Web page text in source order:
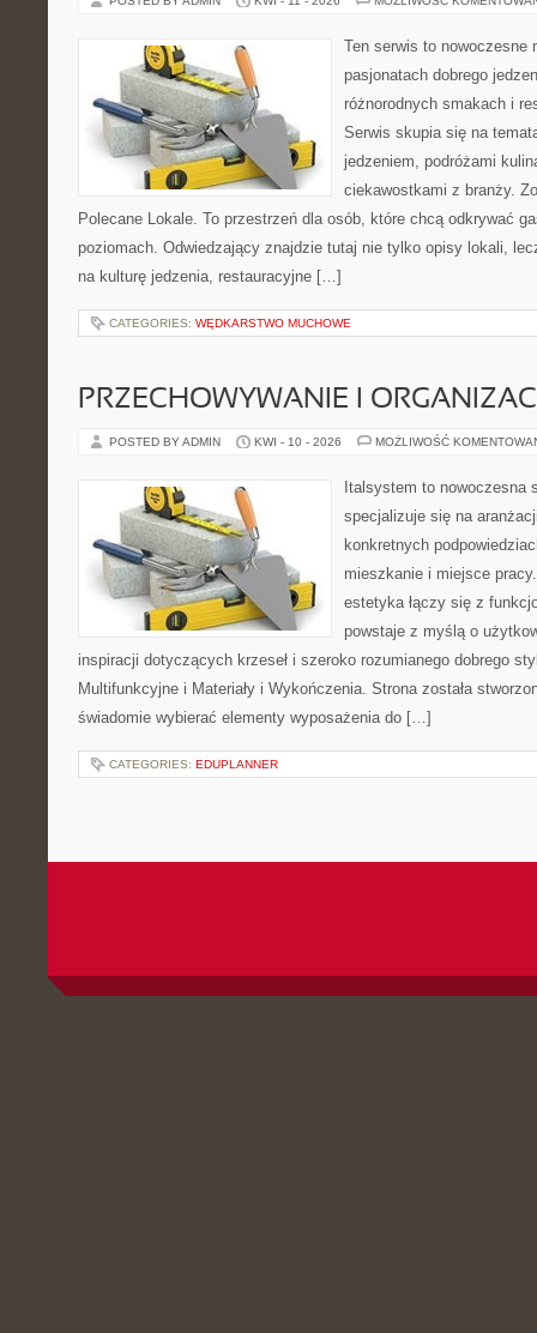
Ten serwis to nowoczesne
pasjonatach dobrego
różnorodnych smakach i
Serwis skupia się na
jedzeniem, podróżami
ciekawostkami z branży.
Polecane Lokale. To przestrzeń dla osób, które chcą odkrywać
poziomach. Odwiedzający znajdzie tutaj nie tylko opisy lokali,
na kulturę jedzenia, restauracyjne […]
CATEGORIES: WĘDKARSTWO MUCHOWE
PRZECHOWYWANIE I
POSTED BY ADMIN KWI - 10 - 2026 MOŻLIWOŚĆ
Italsystem to nowoczesna
specjalizuje się na
konkretnych
mieszkanie i miejsce
estetyka łączy się z
powstaje z myślą o
inspiracji dotyczących krzeseł i szeroko rozumianego dobrego
Multifunkcyjne i Materiały i Wykończenia. Strona została
świadomie wybierać elementy wyposażenia do […]
CATEGORIES: EDUPLANNER